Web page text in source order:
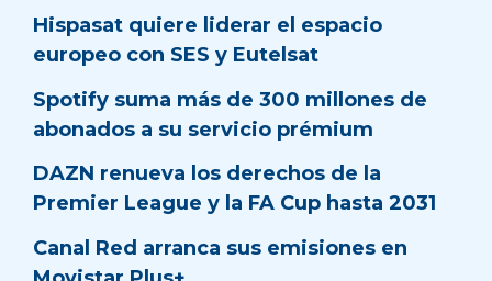
Hispasat quiere liderar el espacio
europeo con SES y Eutelsat
Spotify suma más de 300 millones de
abonados a su servicio prémium
DAZN renueva los derechos de la
Premier League y la FA Cup hasta 2031
Canal Red arranca sus emisiones en